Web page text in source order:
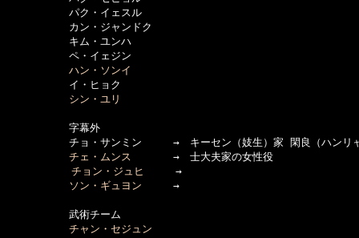
パク・イェスル
カン・ジャンドク
キム・ユンハ
ペ・イェジン
ハン・ソンイ
イ・ヒョク
シン・ユリ
字幕外
チョ・サンミン　　　→　キーセン（妓生）家 閑良（ハンリャ
チェ・ムンス →　士大夫家の女性役
チョン・ジュヒ
→
ソン・ギュヨン →
武術チーム
チャン・セジュン